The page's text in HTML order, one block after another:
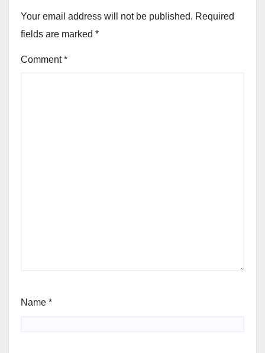
Your email address will not be published. Required
fields are marked *
Comment*
Name *